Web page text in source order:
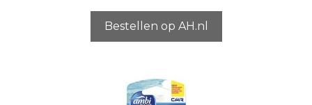
5
Bestellen op AH.nl